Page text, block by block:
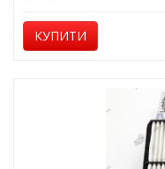
КУПИТИ